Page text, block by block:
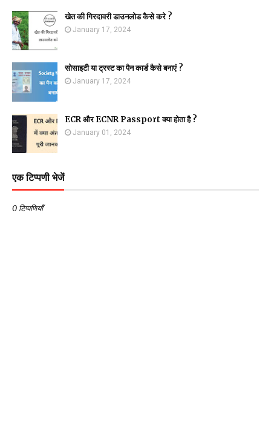
खेत की गिरदावरी डाउनलोड कैसे करे ?
January 17, 2024
सोसाइटी या ट्रस्ट का पैन कार्ड कैसे बनाएं ?
January 17, 2024
ECR और ECNR Passport क्या होता है ?
January 01, 2024
एक टिप्पणी भेजें
0 टिप्पणियाँ